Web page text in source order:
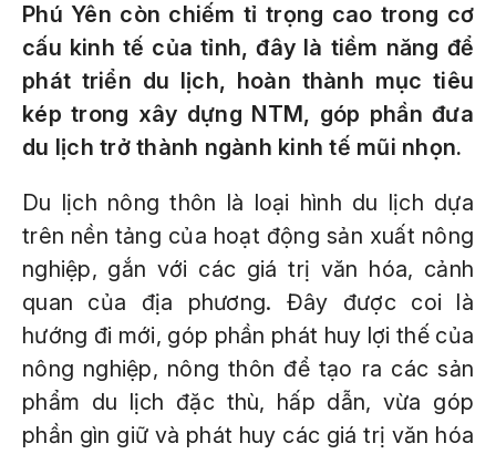
Phú Yên còn chiếm tỉ trọng cao trong cơ
cấu kinh tế của tỉnh, đây là tiềm năng để
phát triển du lịch, hoàn thành mục tiêu
kép trong xây dựng NTM, góp phần đưa
du lịch trở thành ngành kinh tế mũi nhọn.
Du lịch nông thôn là loại hình du lịch dựa
trên nền tảng của hoạt động sản xuất nông
nghiệp, gắn với các giá trị văn hóa, cảnh
quan của địa phương. Đây được coi là
hướng đi mới, góp phần phát huy lợi thế của
nông nghiệp, nông thôn để tạo ra các sản
phẩm du lịch đặc thù, hấp dẫn, vừa góp
phần gìn giữ và phát huy các giá trị văn hóa